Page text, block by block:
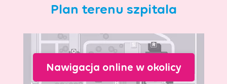
Plan terenu szpitala
Nawigacja online w okolicy